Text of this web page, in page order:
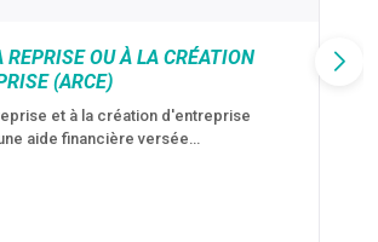
REPRISE OU À LA CRÉATION
(ARCE)
et à la création d'entreprise
aide financière versée…